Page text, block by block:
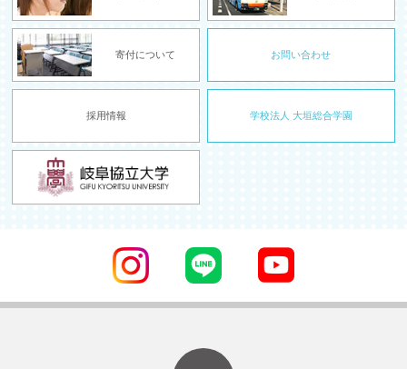
寄付について お問い合わせ
採用情報 学校法人 大垣総合学園